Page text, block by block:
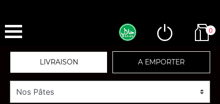
0
LIVRAISON A EMPORTER